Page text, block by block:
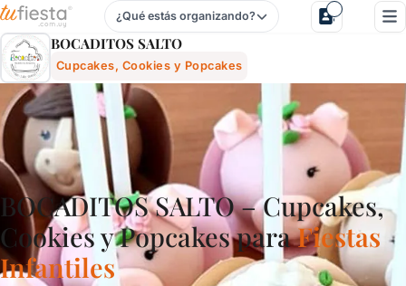
Bocaditos Salto - Cupcakes, Cookies Y Popcakes Para
¿Qué estás organizando?
BOCADITOS SALTO
Cupcakes, Cookies y Popcakes
BOCADITOS SALTO – Cupcakes,
Cookies y Popcakes paraFiestas
Infantiles